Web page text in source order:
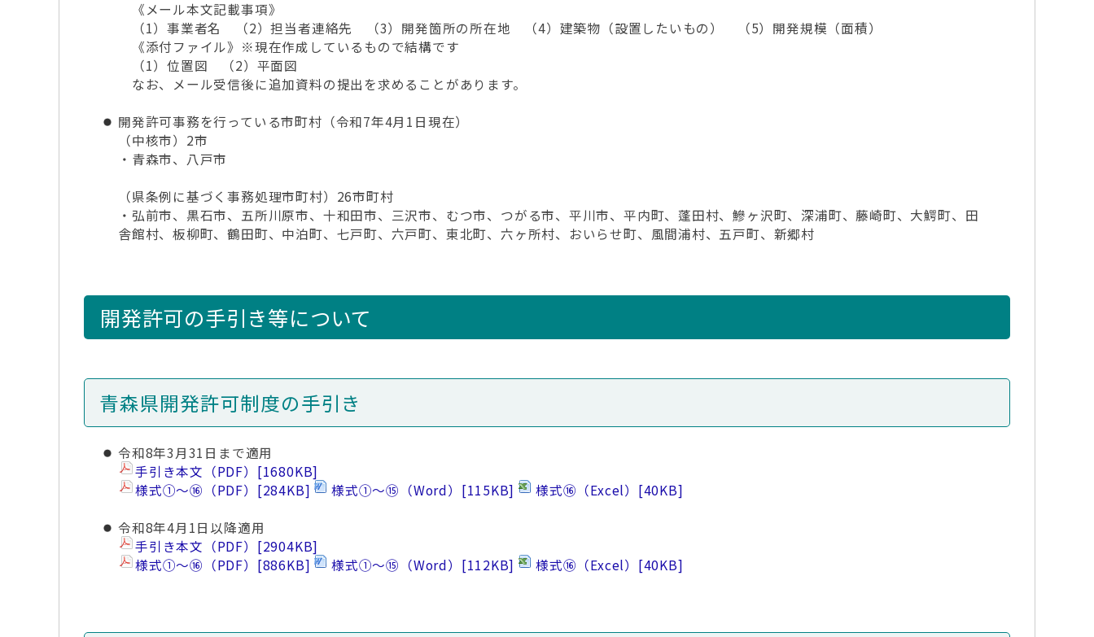
《メール本文記載事項》
（1）事業者名 （2）担当者連絡先 （3）開発箇所の所在地 （4）建築物（設置したいもの） （5）開発規模（面積）
《添付ファイル》※現在作成しているもので結構です
（1）位置図 （2）平面図
なお、メール受信後に追加資料の提出を求めることがあります。
開発許可事務を行っている市町村（令和7年4月1日現在）
（中核市）2市
・青森市、八戸市
（県条例に基づく事務処理市町村）26市町村
・弘前市、黒石市、五所川原市、十和田市、三沢市、むつ市、つがる市、平川市、平内町、蓬田村、鰺ヶ沢町、深浦町、藤崎町、大鰐町、田
舎館村、板柳町、鶴田町、中泊町、七戸町、六戸町、東北町、六ヶ所村、おいらせ町、風間浦村、五戸町、新郷村
開発許可の手引き等について
青森県開発許可制度の手引き
令和8年3月31日まで適用
手引き本文（PDF） [1680KB]
様式①～⑯（PDF） [284KB] 様式①～⑮（Word） [115KB] 様式⑯（Excel） [40KB]
令和8年4月1日以降適用
手引き本文（PDF） [2904KB]
様式①～⑯（PDF） [886KB] 様式①～⑮（Word） [112KB] 様式⑯（Excel） [40KB]